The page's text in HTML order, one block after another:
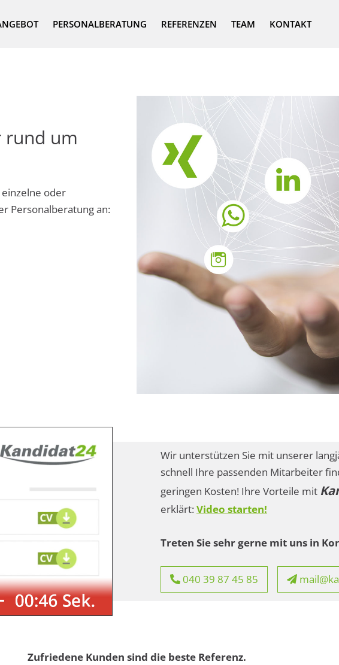
PERSONALBERATUNG REFERENZEN TEAM KONTAKT
rund um
oder
Personalberatung an:
Wir unterstützen Sie mit unserer
schnell Ihre passenden Mitarbeiter
geringen Kosten! Ihre Vorteile mit
erklärt:Video starten!
Treten Sie sehr gerne mit uns in
040 39 87 45 85
Zufriedene Kunden sind die beste Referenz.